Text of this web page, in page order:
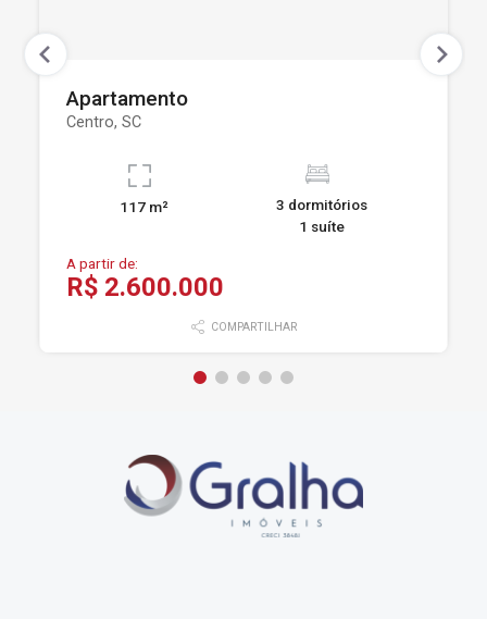
Apartamento
Centro, SC
117 m²
3 dormitórios
1 suíte
A partir de:
R$ 2.600.000
COMPARTILHAR